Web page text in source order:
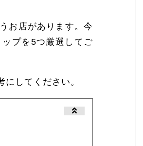
お店があります。今
プを5つ厳選してご
してください。